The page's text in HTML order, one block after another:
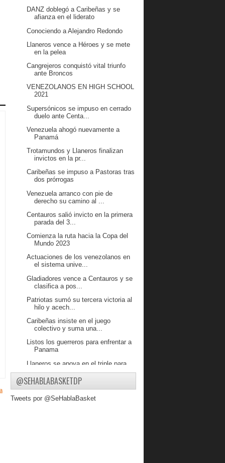
DANZ doblegó a Caribeñas y se
afianza en el liderato
Conociendo a Alejandro Redondo
Llaneros vence a Héroes y se mete
en la pelea
Cangrejeros conquistó vital triunfo
ante Broncos
VENEZOLANOS EN HIGH SCHOOL
2021
Supersónicos se impuso en cerrado
duelo ante Centa...
Venezuela ahogó nuevamente a
Panamá
Trotamundos y Llaneros finalizan
invictos en la pr...
Caribeñas se impuso a Pastoras tras
dos prórrogas
Venezuela arranco con pie de
derecho su camino al ...
Centauros salió invicto en la primera
parada del 3...
Comienza la ruta hacia la Copa del
Mundo 2023
Actuaciones de los venezolanos en
el sistema unive...
Gladiadores vence a Centauros y se
clasifica a pos...
Patriotas sumó su tercera victoria al
hilo y acech...
Caribeñas insiste en el juego
colectivo y suma una...
Listos los guerreros para enfrentar a
Panama
Llaneros se apoya en el triple para
vencer a Diablos
Gladiadores se impone a Cangrejeros
@SEHABLABASKETDP
Tweets por @SeHablaBasket